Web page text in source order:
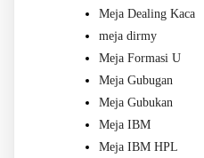
Meja Dealing Kaca
meja dirmy
Meja Formasi U
Meja Gubugan
Meja Gubukan
Meja IBM
Meja IBM HPL